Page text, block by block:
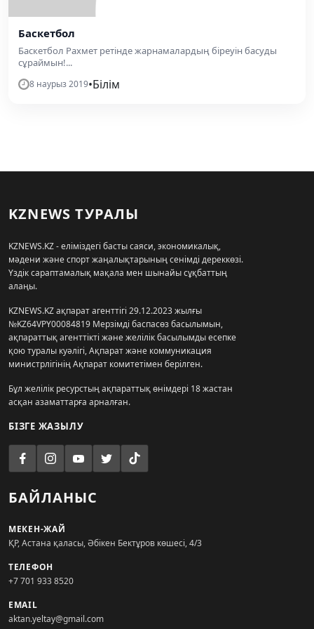
Баскетбол
Баскетбол Рахмет ретінде жарнамалардың біреуін басуды
сұраймын!...
8 наурыз 2019•Білім
KZNEWS ТУРАЛЫ
KZNEWS.KZ - еліміздегі басты саяси, экономикалық,
мәдени және спорт жаңалықтарының сенімді дереккөзі.
Үздік сараптамалық мақала мен шынайы сұқбаттың
алаңы.
KZNEWS.KZ ақпарат агенттігі 29.12.2023 жылғы
№KZ64VPY00084819 Мерзімді баспасөз басылымын,
ақпараттық агенттікті және желілік басылымды есепке
қою туралы куәлігі, Ақпарат және коммуникация
министрлігінің Ақпарат комитетімен берілген.
Бұл желілік ресурстың ақпараттық өнімдері 18 жастан
асқан азаматтарға арналған.
БІЗГЕ ЖАЗЫЛУ
БАЙЛАНЫС
МЕКЕН-ЖАЙ
ҚР, Астана қаласы, Әбікен Бектұров көшесі, 4/3
ТЕЛЕФОН
+7 701 933 8520
EMAIL
aktan.yeltay@gmail.com